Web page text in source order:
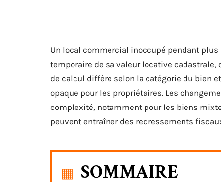
Un local commercial inoccupé pendant
temporaire de sa valeur locative
de calcul diffère selon la catégorie du bien
opaque pour les propriétaires. Les
complexité, notamment pour les biens
peuvent entraîner des redressements
SOMMAIRE